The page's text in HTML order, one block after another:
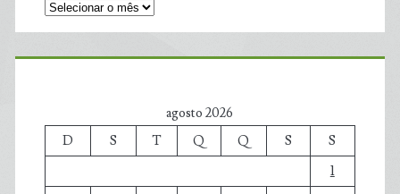
agosto 2026
D
S T Q Q S
S
1